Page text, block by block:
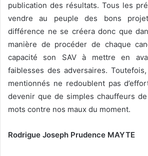
publication des résultats. Tous les
vendre au peuple des bons
différence ne se créera donc que
manière de procéder de chaque
capacité son SAV à mettre en
faiblesses des adversaires.
mentionnés ne redoublent pas
devenir que de simples chauffeurs
mots contre nos maux du moment.
Rodrigue Joseph Prudence MAYTE